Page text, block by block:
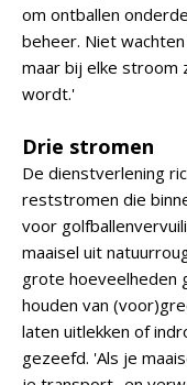
om ontballen
beheer. Niet
maar bij elke stroom
wordt.'
Drie stromen
De dienstverlening
reststromen die
voor
maaisel uit
grote hoeveelheden
houden van
laten uitlekken of
gezeefd. 'Als je